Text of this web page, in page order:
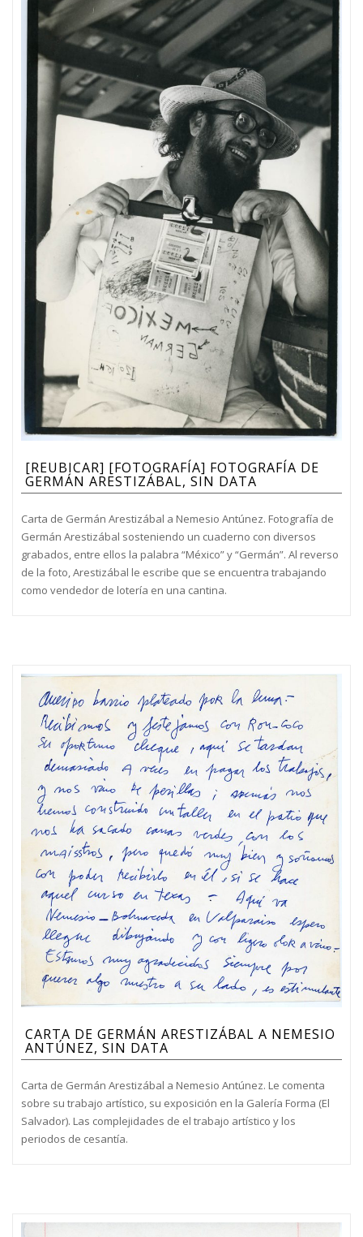
[REUBICAR] [FOTOGRAFÍA] FOTOGRAFÍA DE
GERMÁN ARESTIZÁBAL, SIN DATA
Carta de Germán Arestizábal a Nemesio Antúnez. Fotografía de
Germán Arestizábal sosteniendo un cuaderno con diversos
grabados, entre ellos la palabra “México” y “Germán”. Al reverso
de la foto, Arestizábal le escribe que se encuentra trabajando
como vendedor de lotería en una cantina.
CARTA DE GERMÁN ARESTIZÁBAL A NEMESIO
ANTÚNEZ, SIN DATA
Carta de Germán Arestizábal a Nemesio Antúnez. Le comenta
sobre su trabajo artístico, su exposición en la Galería Forma (El
Salvador). Las complejidades de el trabajo artístico y los
periodos de cesantía.